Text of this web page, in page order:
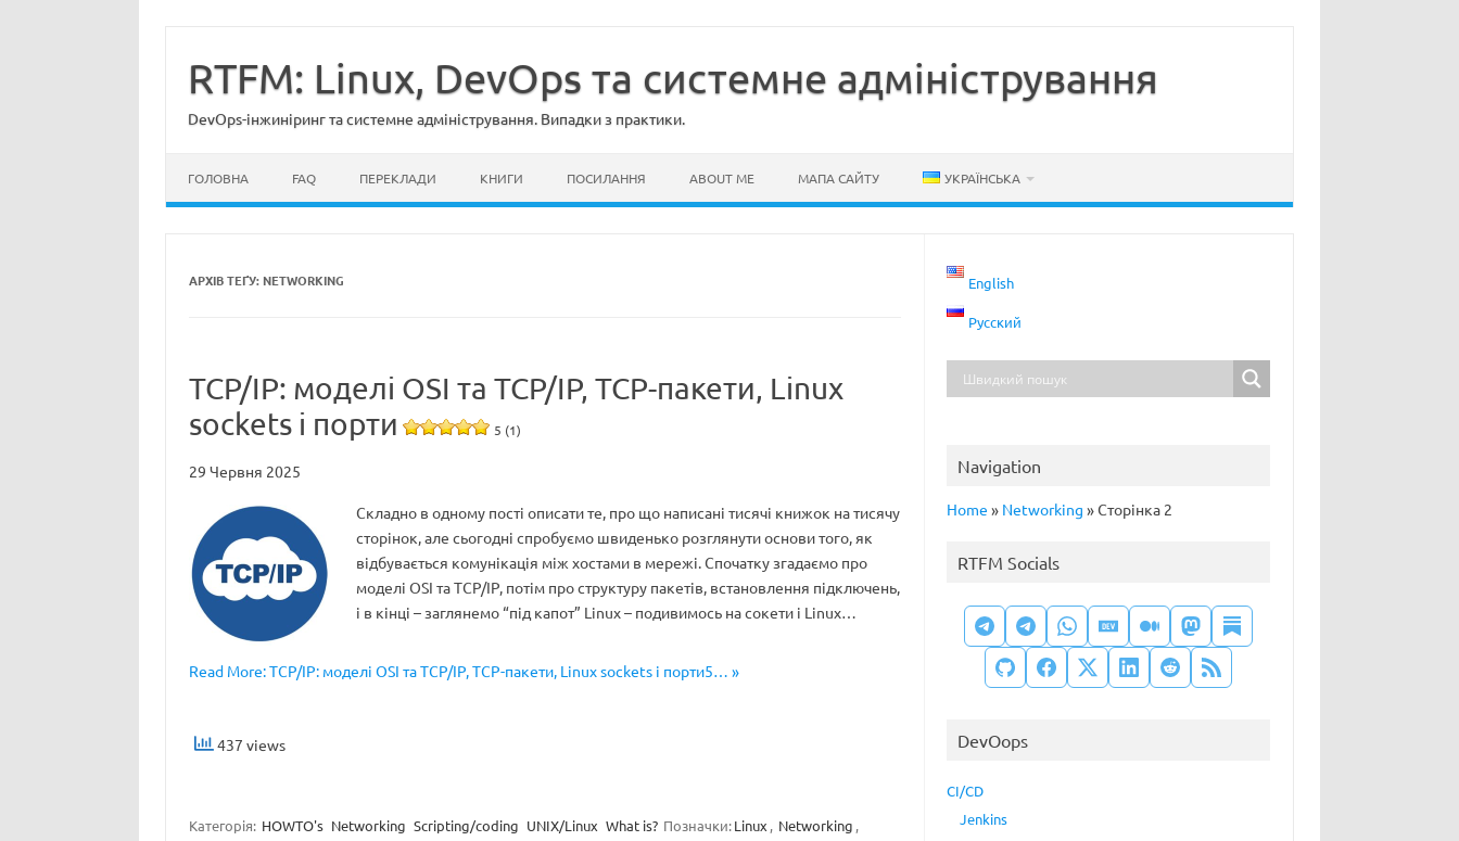
вмістуRTFM: Linux, DevOps та системне адміністрування
DevOps-інжиніринг та системне адміністрування. Випадки з практики.
ГОЛОВНА FAQ ПЕРЕКЛАДИ КНИГИ ПОСИЛАННЯ ABOUT ME МАПА САЙТУ УКРАЇНСЬКА
АРХІВ ТЕҐУ: NETWORKING
TCP/IP: моделі OSI та TCP/IP, TCP-пакети, Linux
sockets і порти
5 (1)
29 Червня 2025
Складно в одному пості описати те, про що написані тисячі книжок на тисячу
сторінок, але сьогодні спробуємо швиденько розглянути основи того, як
відбувається комунікація між хостами в мережі. Спочатку згадаємо про
моделі OSI та TCP/IP, потім про структуру пакетів, встановлення підключень,
і в кінці – заглянемо “під капот” Linux – подивимось на сокети і Linux…
Read More: TCP/IP: моделі OSI та TCP/IP, TCP-пакети, Linux sockets і порти5… »
437 views
Категорія: HOWTO's Networking Scripting/coding UNIX/Linux What is? Позначки:Linux , Networking ,
English
Русский
Navigation
Home » Networking »Сторінка 2
RTFM Socials
DevOops
CI/CD
Jenkins